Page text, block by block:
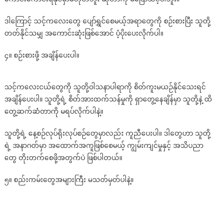
ဒါကြောင့် သင့်ကလေးတွေ ပျော်ရွှင်စေမယ့်အရာတွေကို စဉ်းစားပြီး သူတို့
တတ်နိုင်သမျှ အကောင်းဆုံးဖြစ်အောင် ပံ့ပိုးပေးလိုက်ပါ။
၄။ စဉ်းစားဖို့ အချိန်ပေးပါ။
သင့်ကလေးငယ်တွေကို သူတို့ဝါသနာပါရာကို စိတ်ကူးမယဉ်နိုင်သေးရင်
အချိန်ပေးပါ။ သူတို့ရဲ့ စိတ်အားထက်သန်မှုကို ရှာတွေ့နေချိန်မှာ သူတို့နဲ့ ထိ
တွေ့ဆက်ဆံတာကို မရပ်လိုက်ပါနဲ့။
သူတို့ရဲ့ နေ့စဉ်လုပ်ရိုးလုပ်စဉ်တွေမှာလည်း ကူညီပေးပါ။ ဒါတွေဟာ သူတို့
ရဲ့ အနာဂတ်မှာ အထောက်အကူဖြစ်စေမယ့် ကျွမ်းကျင်မှုနှင့် အသိပညာ
တွေ တိုးတက်စေဖို့အတွက်ပဲ ဖြစ်ပါတယ်။
၅။ စည်းကမ်းတွေအများကြီး မသတ်မှတ်ပါနဲ့။